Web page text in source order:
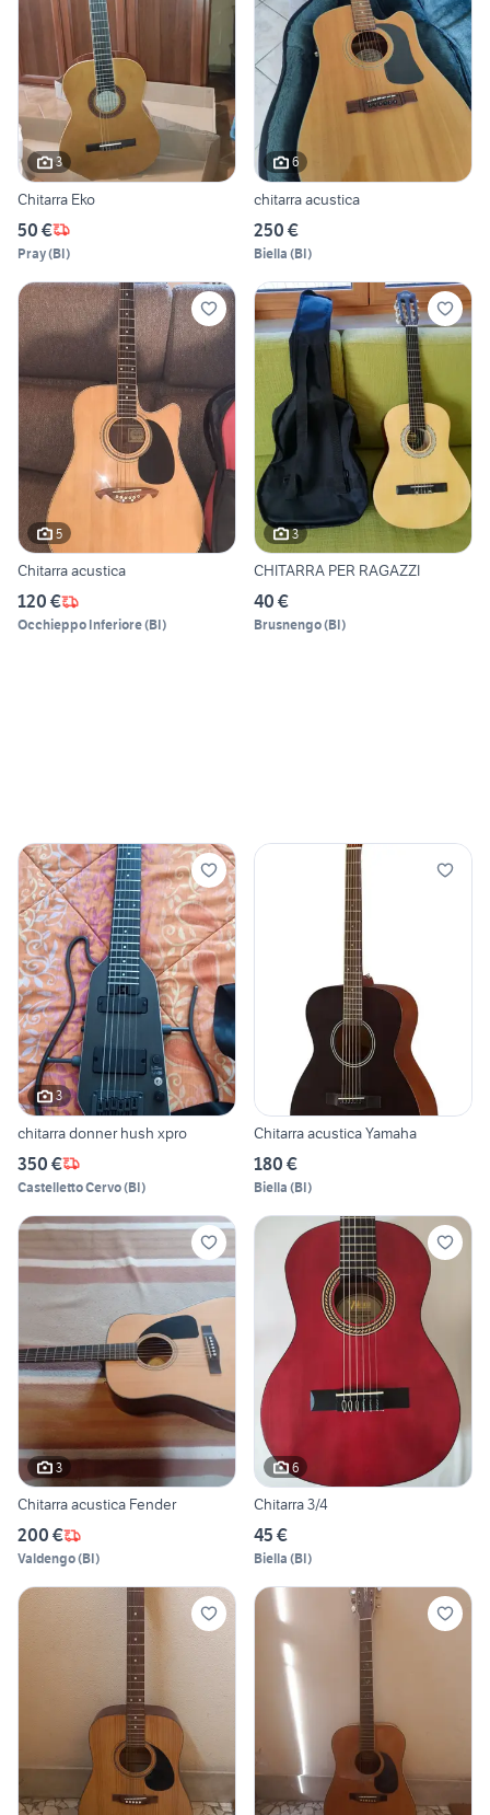
3
Chitarra Eko
50 €
Pray(BI)
6
chitarra acustica
250 €
Biella (BI)
5
Chitarra acustica
120 €
Occhieppo Inferiore(BI)
3
CHITARRA PER RAGAZZI
40 €
Brusnengo(BI)
3
chitarra donner hush xpro
350 €
Castelletto Cervo(BI)
Chitarra acustica Yamaha
180 €
Biella (BI)
3
Chitarra acustica Fender
200 €
Valdengo(BI)
6
Chitarra 3/4
45 €
Biella (BI)